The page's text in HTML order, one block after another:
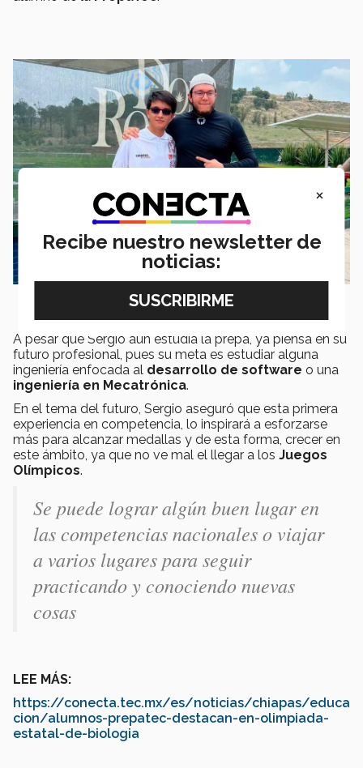
A pesar que Sergio aún estudia la prepa, ya piensa en su
futuro profesional, pues su meta es estudiar alguna
ingeniería enfocada al desarrollo de software o una
ingeniería en Mecatrónica.
En el tema del futuro, Sergio aseguró que esta primera
experiencia en competencia, lo inspirará a esforzarse
más para alcanzar medallas y de esta forma, crecer en
este ámbito, ya que no ve mal el llegar a los Juegos
Olímpicos.
Se puede lograr algún buen lugar en
las competencias nacionales o viajar
a varios lugares para seguir
practicando y conociendo nuevas
cosas
LEE MÁS:
https://conecta.tec.mx/es/noticias/chiapas/educa
cion/alumnos-prepatec-destacan-en-olimpiada-
estatal-de-biologia
×
Recibe nuestro newsletter de
noticias: